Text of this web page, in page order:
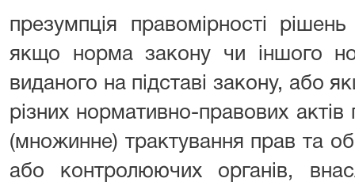
презумпція правомірності
якщо норма закону чи іншого
виданого на підставі закону, або
різних нормативно-правових
(множинне) трактування прав та
або контролюючих органів,